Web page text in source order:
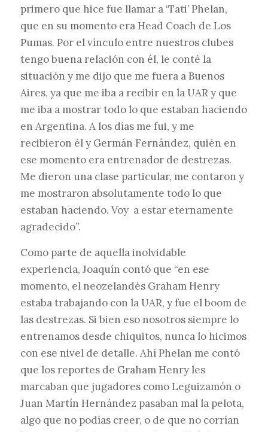
primero que hice fue llamar a ‘Tati’ Phelan,
que en su momento era Head Coach de Los
Pumas. Por el vínculo entre nuestros clubes
tengo buena relación con él, le conté la
situación y me dijo que me fuera a Buenos
Aires, ya que me iba a recibir en la UAR y que
me iba a mostrar todo lo que estaban haciendo
en Argentina. A los días me fui, y me
recibieron él y Germán Fernández, quién en
ese momento era entrenador de destrezas.
Me dieron una clase particular, me contaron y
me mostraron absolutamente todo lo que
estaban haciendo. Voy a estar eternamente
agradecido”.
Como parte de aquella inolvidable
experiencia, Joaquín contó que “en ese
momento, el neozelandés Graham Henry
estaba trabajando con la UAR, y fue el boom de
las destrezas. Si bien eso nosotros siempre lo
entrenamos desde chiquitos, nunca lo hicimos
con ese nivel de detalle. Ahí Phelan me contó
que los reportes de Graham Henry les
marcaban que jugadores como Leguizamón o
Juan Martín Hernández pasaban mal la pelota,
algo que no podías creer, o de que no corrían